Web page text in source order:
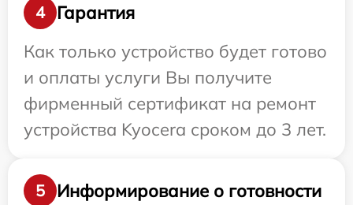
4
Гарантия
Как только устройство будет готово
и оплаты услуги Вы получите
фирменный сертификат на ремонт
устройства Kyocera сроком до 3 лет.
5 Информирование о готовности